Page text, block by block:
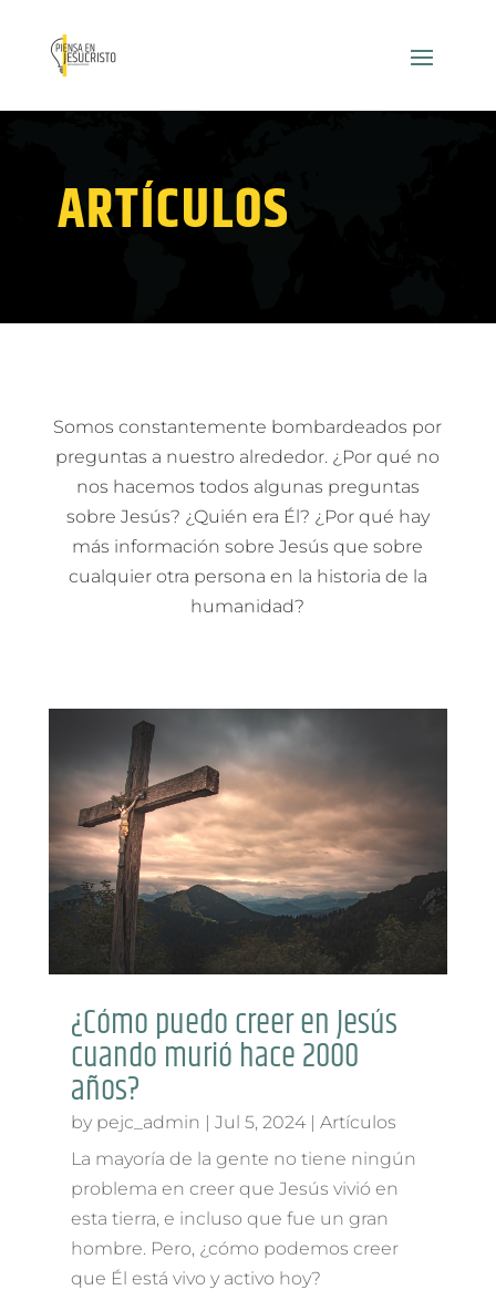
ARTÍCULOS
Somos constantemente bombardeados por
preguntas a nuestro alrededor. ¿Por qué no
nos hacemos todos algunas preguntas
sobre Jesús? ¿Quién era Él? ¿Por qué hay
más información sobre Jesús que sobre
cualquier otra persona en la historia de la
humanidad?
¿Cómo puedo creer en Jesús
cuando murió hace 2000
años?
by pejc_admin | Jul 5, 2024| Artículos
La mayoría de la gente no tiene ningún
problema en creer que Jesús vivió en
esta tierra, e incluso que fue un gran
hombre. Pero, ¿cómo podemos creer
que Él está vivo y activo hoy?